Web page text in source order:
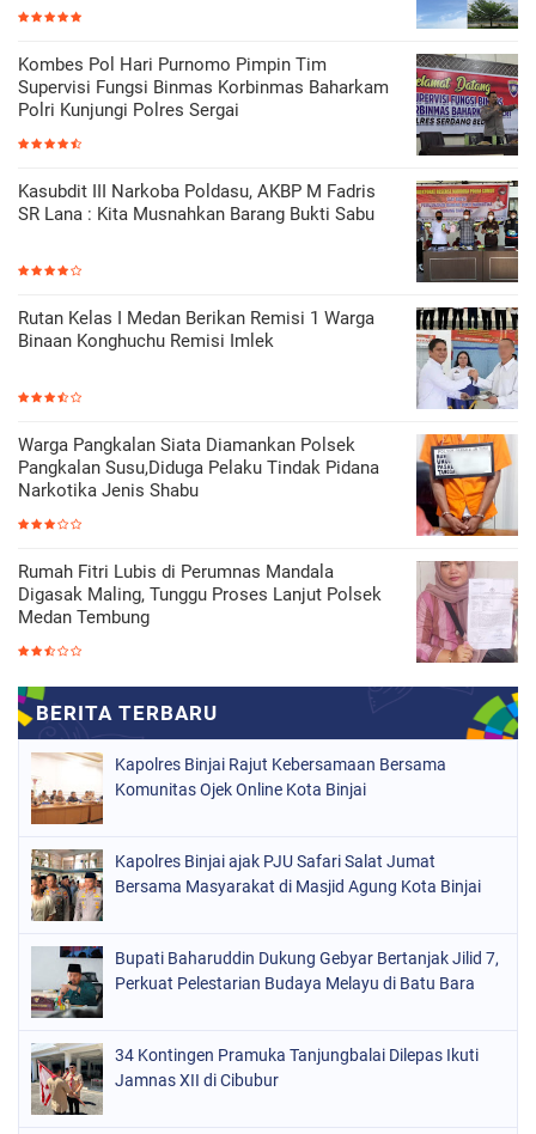
Kombes Pol Hari Purnomo Pimpin Tim
Supervisi Fungsi Binmas Korbinmas Baharkam
Polri Kunjungi Polres Sergai
Kasubdit III Narkoba Poldasu, AKBP M Fadris
SR Lana : Kita Musnahkan Barang Bukti Sabu
Rutan Kelas I Medan Berikan Remisi 1 Warga
Binaan Konghuchu Remisi Imlek
Warga Pangkalan Siata Diamankan Polsek
Pangkalan Susu,Diduga Pelaku Tindak Pidana
Narkotika Jenis Shabu
Rumah Fitri Lubis di Perumnas Mandala
Digasak Maling, Tunggu Proses Lanjut Polsek
Medan Tembung
Kapolres Binjai Rajut Kebersamaan Bersama
Komunitas Ojek Online Kota Binjai
Kapolres Binjai ajak PJU Safari Salat Jumat
Bersama Masyarakat di Masjid Agung Kota Binjai
Bupati Baharuddin Dukung Gebyar Bertanjak Jilid 7,
Perkuat Pelestarian Budaya Melayu di Batu Bara
34 Kontingen Pramuka Tanjungbalai Dilepas Ikuti
Jamnas XII di Cibubur